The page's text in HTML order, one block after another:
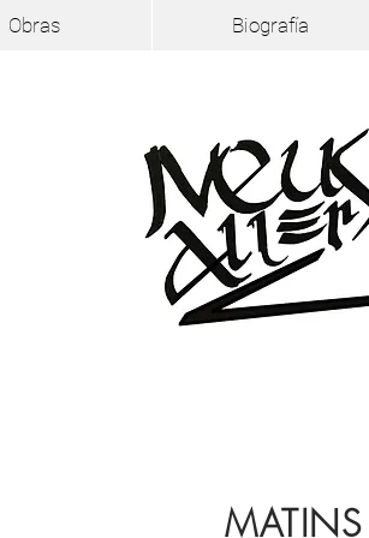
Obras Biografía
MATINS